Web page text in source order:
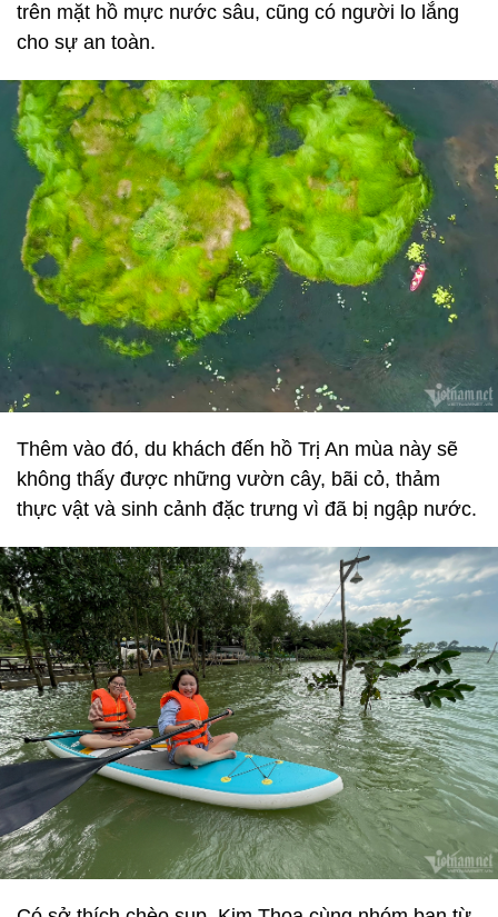
trên mặt hồ mực nước sâu, cũng có người lo lắng
cho sự an toàn.
Thêm vào đó, du khách đến hồ Trị An mùa này sẽ
không thấy được những vườn cây, bãi cỏ, thảm
thực vật và sinh cảnh đặc trưng vì đã bị ngập nước.